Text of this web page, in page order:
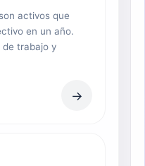
activos que
en un año.
de trabajo y
→